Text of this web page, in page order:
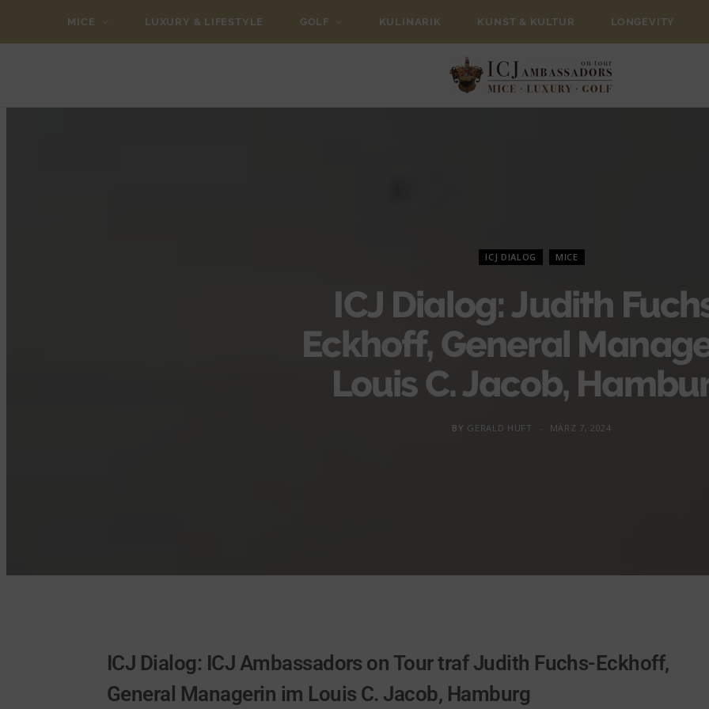
MICE LUXURY & LIFESTYLE GOLF KULINARIK KUNST & KULTUR LONGEVITY
ICJ DIALOG MICE
ICJ Dialog: Judith
Eckhoff, General
Louis C. Jacob,
BY GERALD HUFT MÄRZ 7, 2024
ICJ Dialog: ICJ Ambassadors on Tour traf Judith Fuchs-Eckhoff,
General Managerin im Louis C. Jacob, Hamburg